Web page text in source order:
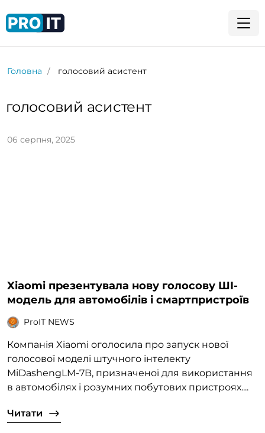
Головна голосовий асистент
голосовий асистент
06 серпня, 2025
Xiaomi презентувала нову голосову ШІ-
модель для автомобілів і смартпристроїв
ProIT NEWS
Компанія Xiaomi оголосила про запуск нової
голосової моделі штучного інтелекту
MiDashengLM-7B, призначеної для використання
в автомобілях і розумних побутових пристроях....
Читати